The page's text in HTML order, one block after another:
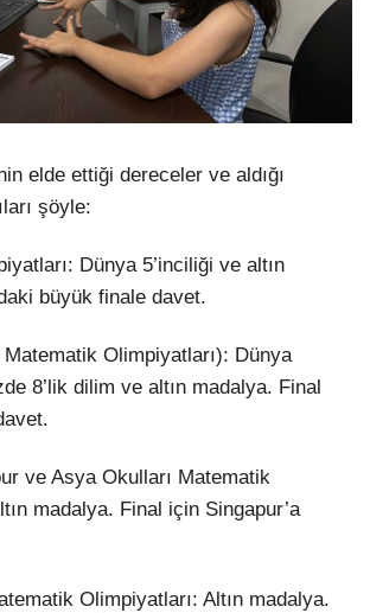
elde ettiği dereceler ve aldığı
şöyle:
Dünya 5’inciliği ve altın
büyük finale davet.
Olimpiyatları): Dünya
8’lik dilim ve altın madalya. Final
ve Asya Okulları Matematik
madalya. Final için Singapur’a
Olimpiyatları: Altın madalya.